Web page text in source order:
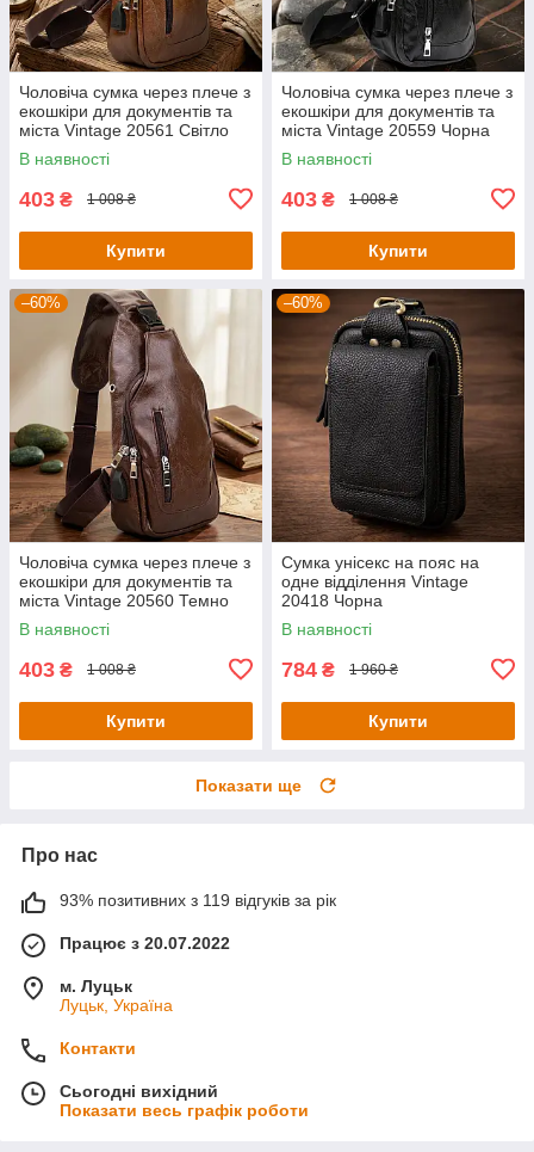
Чоловіча сумка через плече з
екошкіри для документів та
міста Vintage 20561 Світло
Коричнева
В наявності
403 ₴ 1 008 ₴
Купити
Чоловіча сумка через плече з
екошкіри для документів та
міста Vintage 20559 Чорна
В наявності
403 ₴ 1 008 ₴
Купити
–60%
Чоловіча сумка через плече з
екошкіри для документів та
міста Vintage 20560 Темно
Коричнева
В наявності
403 ₴ 1 008 ₴
Купити
–60%
Сумка унісекс на пояс на
одне відділення Vintage
20418 Чорна
В наявності
784 ₴ 1 960 ₴
Купити
Показати ще
Про нас
93% позитивних з 119 відгуків за рік
Працює з 20.07.2022
м. Луцьк
Луцьк, Україна
Контакти
Сьогодні вихідний
Показати весь графік роботи